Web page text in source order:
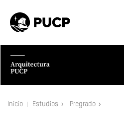
Inicio Estudios Pregrado